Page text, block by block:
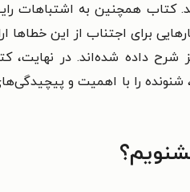
کتاب همچنین به اشتباهات
برای اجتناب از این خطاها
شرح داده شده‌اند. در نهایت،
شنونده را با اهمیت و